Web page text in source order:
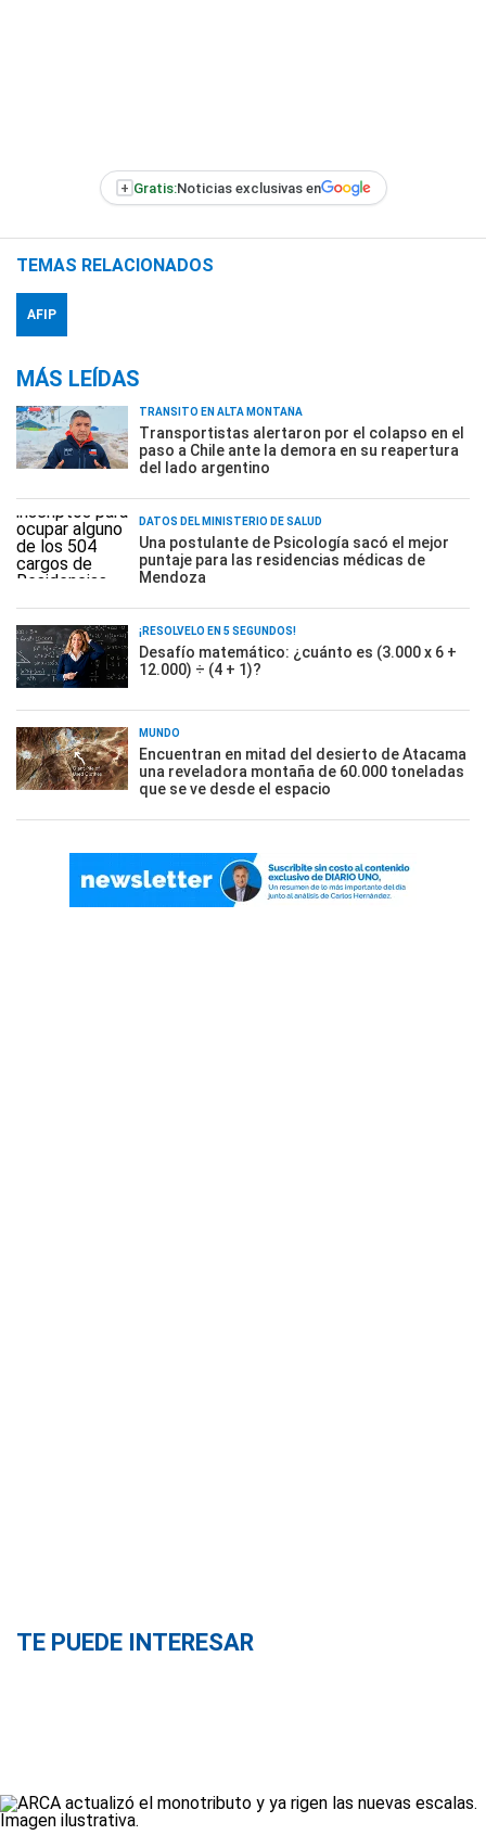
+ Gratis:Noticias exclusivas en
TEMAS RELACIONADOS
AFIP
MÁS LEÍDAS
TRÁNSITO EN ALTA MONTAÑA
Transportistas alertaron por el colapso en el
paso a Chile ante la demora en su reapertura
del lado argentino
DATOS DEL MINISTERIO DE SALUD
Una postulante de Psicología sacó el mejor
puntaje para las residencias médicas de
Mendoza
¡RESOLVELO EN 5 SEGUNDOS!
Desafío matemático: ¿cuánto es (3.000 x 6 +
12.000) ÷ (4 + 1)?
MUNDO
Encuentran en mitad del desierto de Atacama
una reveladora montaña de 60.000 toneladas
que se ve desde el espacio
TE PUEDE INTERESAR